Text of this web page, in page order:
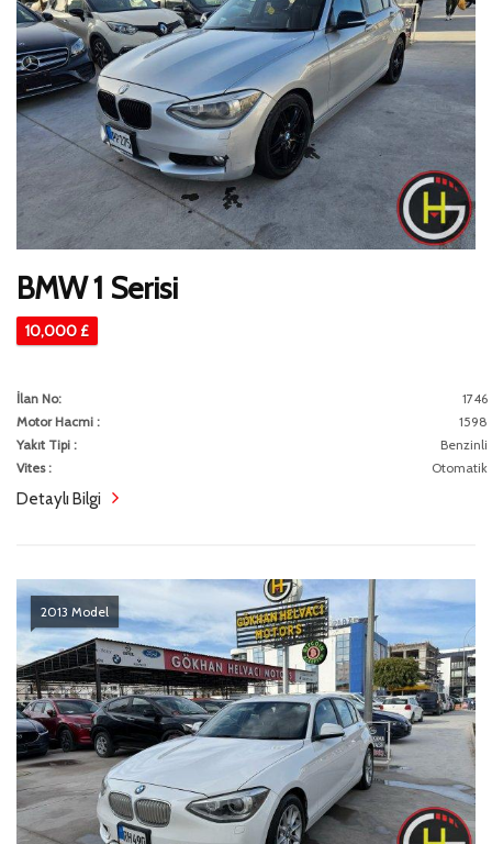
BMW 1 Serisi
10,000 £
İlan No:
1746
Motor Hacmi :
1598
Yakıt Tipi :
Benzinli
Vites :
Otomatik
Detaylı Bilgi
2013 Model